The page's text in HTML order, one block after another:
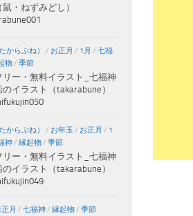
・ねずみどし）
からぶね） / お正月 / 1月 / 七福
物/ 季節
リー・無料イラスト_七福神
イラスト（takarabune）
からぶね） / お年玉 / お正月 / 1
神/ 縁起物/ 季節
リー・無料イラスト_七福神
イラスト（takarabune）
月 / 七福神/ 縁起物/ 季節